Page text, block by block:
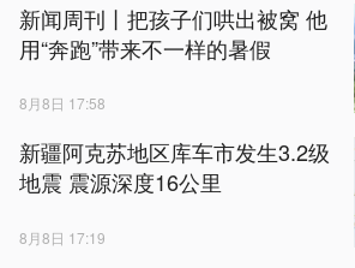
新闻周刊丨把孩子们哄出被窝 他
用“奔跑”带来不一样的暑假
8月8日 17:58
新疆阿克苏地区库车市发生3.2级
地震 震源深度16公里
8月8日 17:19